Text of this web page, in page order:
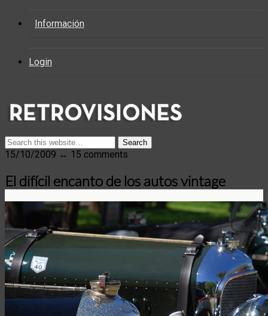
Información
Login
15/10/2009 ↔ 15 comments
El difícil encanto de los autos vintage